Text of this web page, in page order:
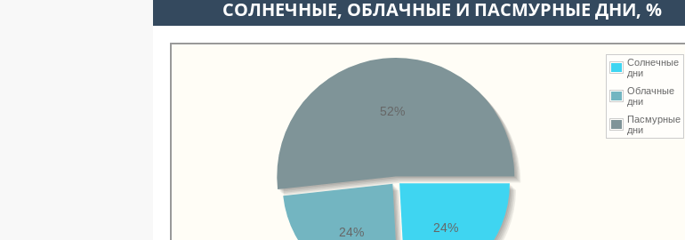
CОЛНЕЧНЫЕ, ОБЛАЧНЫЕ И ПАСМУРНЫЕ ДНИ, %
Солнечные
дни
Облачные
дни
Пасмурные
дни
24%
24%
52%